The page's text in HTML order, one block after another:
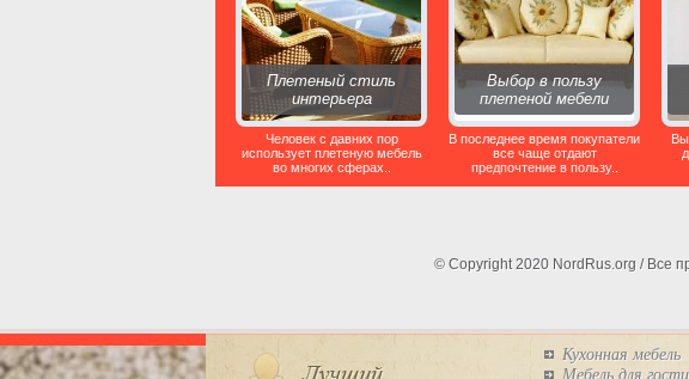
Плетеный стиль
интерьера
Человек с давних пор
использует плетеную мебель
во многих сферах..
Выбор в пользу
плетеной мебели
В последнее время покупатели
все чаще отдают
предпочтение в пользу..
© Copyright 2020 NordRus.org / Все
Кухонная мебель
Мебель для